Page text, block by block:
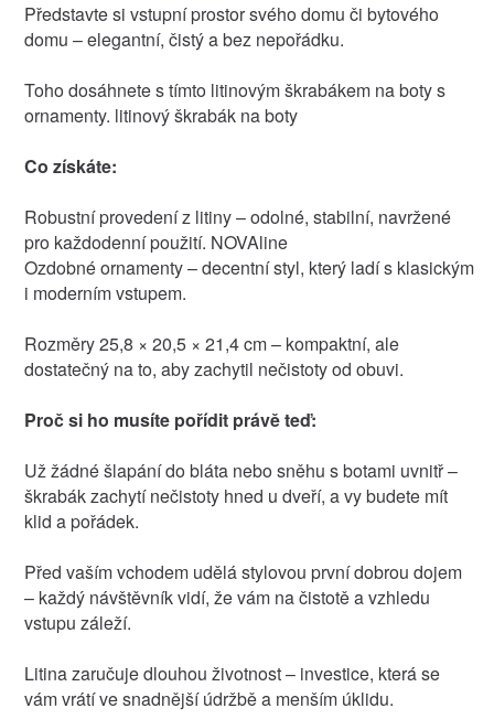
Představte si vstupní prostor svého domu či bytového
domu – elegantní, čistý a bez nepořádku.
Toho dosáhnete s tímto litinovým škrabákem na boty s
ornamenty. litinový škrabák na boty
Co získáte:
Robustní provedení z litiny – odolné, stabilní, navržené
pro každodenní použití. NOVAline
Ozdobné ornamenty – decentní styl, který ladí s klasickým
i moderním vstupem.
Rozměry 25,8 × 20,5 × 21,4 cm – kompaktní, ale
dostatečný na to, aby zachytil nečistoty od obuvi.
Proč si ho musíte pořídit právě teď:
Už žádné šlapání do bláta nebo sněhu s botami uvnitř –
škrabák zachytí nečistoty hned u dveří, a vy budete mít
klid a pořádek.
Před vaším vchodem udělá stylovou první dobrou dojem
– každý návštěvník vidí, že vám na čistotě a vzhledu
vstupu záleží.
Litina zaručuje dlouhou životnost – investice, která se
vám vrátí ve snadnější údržbě a menším úklidu.